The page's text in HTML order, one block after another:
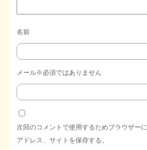
名前
メール※必須ではありません
次回のコメントで使用するためブラウザー
アドレス、サイトを保存する。